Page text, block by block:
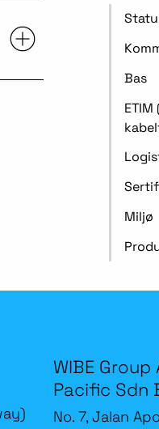
Bas
Miljø
WIBE Group
Pacific Sdn
No. 7, Jalan